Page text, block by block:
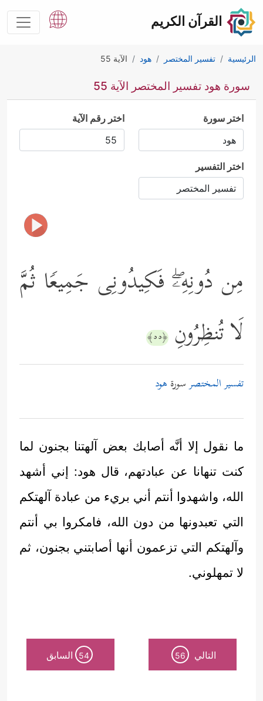
القرآن الكريم
الرئيسية تفسير المختصر هود الآية 55
سورة هود تفسير المختصر الآية 55
اختر سورة اختر رقم الآية
اختر التفسير
مِن دُونِهِۦۖ فَكِیدُونِی جَمِیعࣰا ثُمَّ
لَا تُنظِرُونِ ﴿٥٥﴾
تفسير المختصرسورة هود
ما نقول إلا أنَّه أصابك بعض آلهتنا بجنون لما
كنت تنهانا عن عبادتهم، قال هود: إني أشهد
الله، واشهدوا أنتم أني بريء من عبادة آلهتكم
التي تعبدونها من دون الله، فامكروا بي أنتم
وآلهتكم التي تزعمون أنها أصابتني بجنون، ثم
لا تمهلوني.
التالي 56
54 السابق